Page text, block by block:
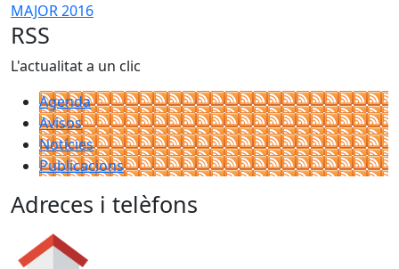
MAJOR 2016
RSS
L'actualitat a un clic
Agenda
Avisos
Notícies
Publicacions
Adreces i telèfons